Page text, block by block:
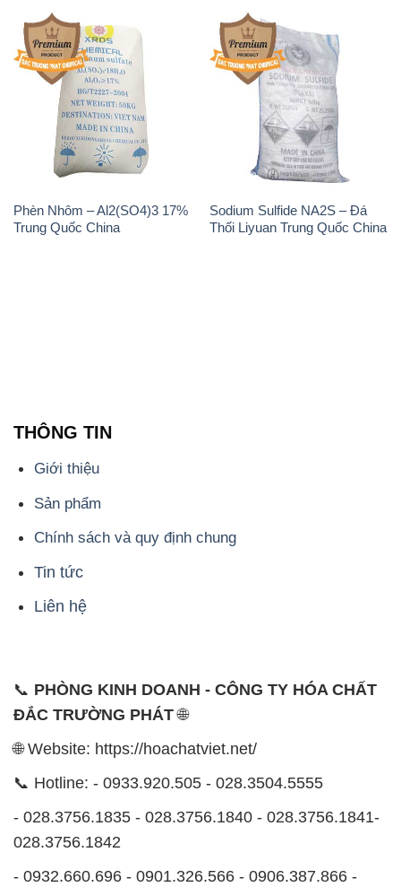
Phèn Nhôm – Al2(SO4)3 17%
Trung Quốc China
Sodium Sulfide NA2S – Đá
Thối Liyuan Trung Quốc China
THÔNG TIN
Giới thiệu
Sản phẩm
Chính sách và quy định chung
Tin tức
Liên hệ
📞 PHÒNG KINH DOANH - CÔNG TY HÓA CHẤT
ĐẮC TRƯỜNG PHÁT🌐
🌐 Website: https://hoachatviet.net/
📞 Hotline: - 0933.920.505 - 028.3504.5555
- 028.3756.1835 - 028.3756.1840 - 028.3756.1841-
028.3756.1842
- 0932.660.696 - 0901.326.566 - 0906.387.866 -